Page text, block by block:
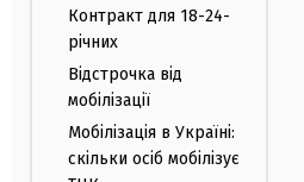
Контракт для 18-24-
річних
Відстрочка від
мобілізації
Мобілізація в Україні:
скільки осіб мобілізує